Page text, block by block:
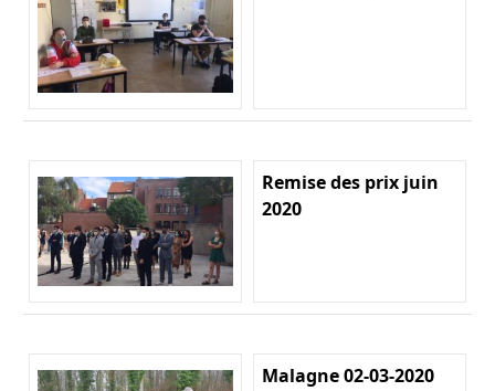
Remise des prix juin
2020
Malagne 02-03-2020